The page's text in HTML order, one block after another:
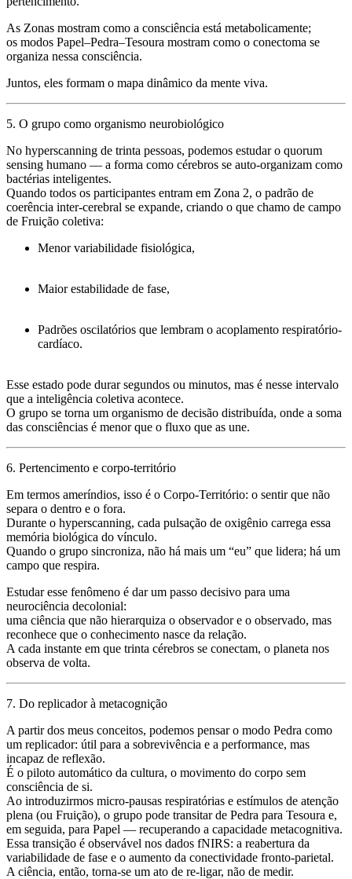
As Zonas mostram como a consciência está metabolicamente;
os modos Papel–Pedra–Tesoura mostram como o conectoma se
organiza nessa consciência.
Juntos, eles formam o mapa dinâmico da mente viva.
5. O grupo como organismo neurobiológico
No hyperscanning de trinta pessoas, podemos estudar o quorum
sensing humano — a forma como cérebros se auto-organizam como
bactérias inteligentes.
Quando todos os participantes entram em Zona 2, o padrão de
coerência inter-cerebral se expande, criando o que chamo de campo
de Fruição coletiva:
Menor variabilidade fisiológica,
Maior estabilidade de fase,
Padrões oscilatórios que lembram o acoplamento respiratório-
cardíaco.
Esse estado pode durar segundos ou minutos, mas é nesse intervalo
que a inteligência coletiva acontece.
O grupo se torna um organismo de decisão distribuída, onde a soma
das consciências é menor que o fluxo que as une.
6. Pertencimento e corpo-território
Em termos ameríndios, isso é o Corpo-Território: o sentir que não
separa o dentro e o fora.
Durante o hyperscanning, cada pulsação de oxigênio carrega essa
memória biológica do vínculo.
Quando o grupo sincroniza, não há mais um “eu” que lidera; há um
campo que respira.
Estudar esse fenômeno é dar um passo decisivo para uma
neurociência decolonial:
uma ciência que não hierarquiza o observador e o observado, mas
reconhece que o conhecimento nasce da relação.
A cada instante em que trinta cérebros se conectam, o planeta nos
observa de volta.
7. Do replicador à metacognição
A partir dos meus conceitos, podemos pensar o modo Pedra como
um replicador: útil para a sobrevivência e a performance, mas
incapaz de reflexão.
É o piloto automático da cultura, o movimento do corpo sem
consciência de si.
Ao introduzirmos micro-pausas respiratórias e estímulos de atenção
plena (ou Fruição), o grupo pode transitar de Pedra para Tesoura e,
em seguida, para Papel — recuperando a capacidade metacognitiva.
Essa transição é observável nos dados fNIRS: a reabertura da
variabilidade de fase e o aumento da conectividade fronto-parietal.
A ciência, então, torna-se um ato de re-ligar, não de medir.